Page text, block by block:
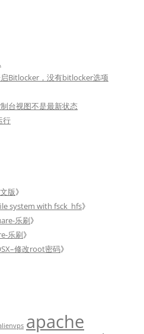
Bitlocker，没有bitlocker选项
台视图不是最新状态
行
版》
system with fsck_hfs》
乐刷》
乐刷》
修改root密码》
apache